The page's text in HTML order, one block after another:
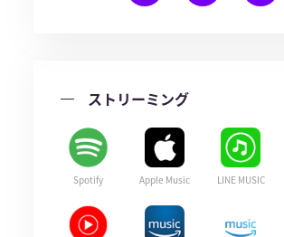
ストリーミング
Spotify Apple Music LINE MUSIC